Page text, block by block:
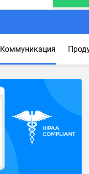
Коммуникация